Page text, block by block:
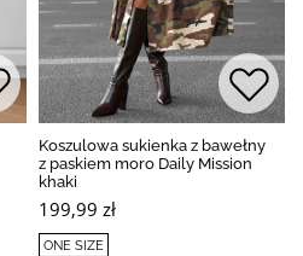
Koszulowa sukienka z bawełny
z paskiem moro Daily Mission
khaki
199,99 zł
ONE SIZE